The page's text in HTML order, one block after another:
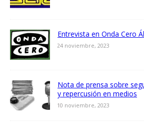
Entrevista en Onda Cero
24 noviembre, 2023
Nota de prensa sobre
y repercusión en medios
10 noviembre, 2023